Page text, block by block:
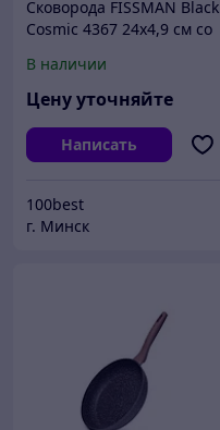
Cковорода FISSMAN Black
Cosmic 4367 24x4,9 см со
(алюминий с
антипригарным
покрытием)
В наличии
Цену уточняйте
Написать
100best
г. Минск